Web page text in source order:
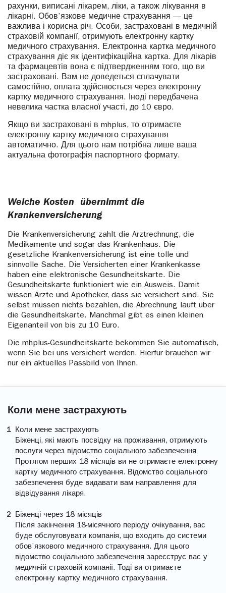
рахунки, виписані лікарем, ліки, а також лікування в
лікарні. Обов’язкове медичне страхування — це
важлива і корисна річ. Особи, застраховані в медичній
страховій компанії, отримують електронну картку
медичного страхування. Електронна картка медичного
страхування діє як ідентифікаційна картка. Для лікарів
та фармацевтів вона є підтвердженням того, що ви
застраховані. Вам не доведеться сплачувати
самостійно, оплата здійснюється через електронну
картку медичного страхування. Іноді передбачена
невелика частка власної участі, до 10 євро.
Якщо ви застраховані в mhplus, то отримаєте
електронну картку медичного страхування
автоматично. Для цього нам потрібна лише ваша
актуальна фотографія паспортного формату.
Welche Kosten ­ übernimmt die
Krankenversicherung
Die Krankenversicherung zahlt die Arztrechnung, die
Medikamente und sogar das Krankenhaus. Die
gesetzliche Krankenversicherung ist eine tolle und
sinnvolle Sache. Die Versicherten einer Krankenkasse
haben eine elektronische Gesundheitskarte. Die
Gesundheitskarte funktioniert wie ein Ausweis. Damit
wissen Ärzte und Apotheker, dass sie versichert sind. Sie
selbst müssen nichts bezahlen, die Abrechnung läuft über
die Gesundheitskarte. Manchmal gibt es einen kleinen
Eigenanteil von bis zu 10 Euro.
Die mhplus-Gesundheitskarte bekommen Sie automatisch,
wenn Sie bei uns versichert werden. Hierfür brauchen wir
nur ein aktuelles Passbild von Ihnen.
Коли мене застрахують
Коли мене застрахують
Біженці, які мають посвідку на проживання, отримують
послуги через відомство соціального забезпечення
Протягом перших 18 місяців ви не отримаєте електронну
картку медичного страхування. Відомство соціального
забезпечення буде видавати вам направлення для
відвідування лікаря.
Біженці через 18 місяців
Після закінчення 18-місячного періоду очікування, вас
буде обслуговувати компанія, що входить до системи
обов’язкового медичного страхування. Для цього
відомство соціального забезпечення зареєструє вас у
медичній страховій компанії. Тоді ви отримаєте
електронну картку медичного страхування.